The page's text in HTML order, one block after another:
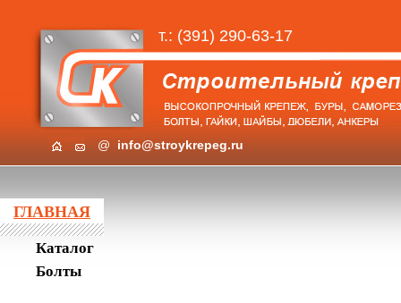
т.: (391) 290-63-17
@ info@stroykrepeg.ru
ГЛАВНАЯ
Каталог
Болты